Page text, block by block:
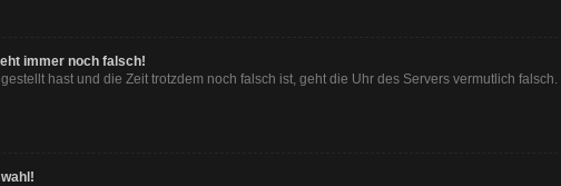
immer noch falsch!
hast und die Zeit trotzdem noch falsch ist, geht die Uhr des Servers vermutlich